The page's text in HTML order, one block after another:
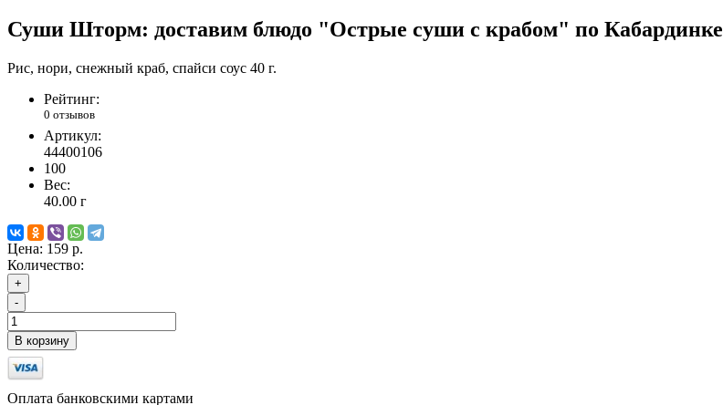
Суши Шторм: доставим блюдо "Острые суши с крабом" по Кабардинке
Рис, нори, снежный краб, спайси соус 40 г.
Рейтинг:
0 отзывов
Артикул:
44400106
100
Вес:
40.00 г
Цена: 159 р.
Количество:
+
-
В корзину
Оплата банковскими картами